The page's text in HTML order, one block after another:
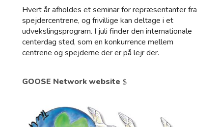
Hvert år afholdes et seminar for repræsentanter fra
spejdercentrene, og frivillige kan deltage i et
udvekslingsprogram. I juli finder den internationale
centerdag sted, som en konkurrence mellem
centrene og spejderne der er på lejr der.
GOOSE Network website